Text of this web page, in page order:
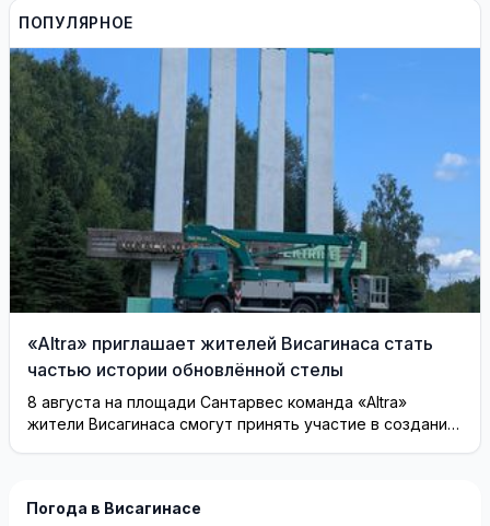
Сквернялису временно
разрешили выехать за
границу
ПОПУЛЯРНОЕ
«Altra» приглашает жителей Висагинаса стать
частью истории обновлённой стелы
8 августа на площади Сантарвес команда «Altra»
жители Висагинаса смогут принять участие в создании
Погода в Висагинасе